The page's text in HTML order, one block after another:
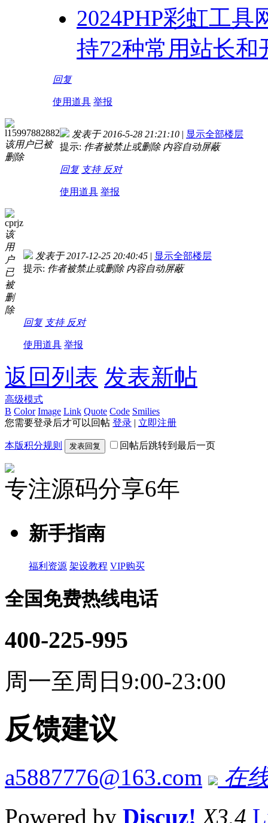
2024PHP彩虹工
持72种常用站长和
回复
使用道具 举报
l15997882882
该用户已被
删除
发表于 2016-5-28 21:21:10 | 显示全部楼层
提示: 作者被禁止或删除 内容自动屏蔽
回复 支持 反对
使用道具 举报
cprjz
该
用
户
已
被
删
除
发表于 2017-12-25 20:40:45 | 显示全部楼层
提示: 作者被禁止或删除 内容自动屏蔽
回复 支持 反对
使用道具 举报
返回列表 发表新帖
高级模式
B Color Image Link Quote Code Smilies
您需要登录后才可以回帖 登录 | 立即注册
本版积分规则 发表回复 回帖后跳转到最后一页
专注源码分享6年
新手指南
福利资源 架设教程 VIP购买
全国免费热线电话
400-225-995
周一至周日9:00-23:00
反馈建议
a5887776@163.com
在
Powered by Discuz! X3.4